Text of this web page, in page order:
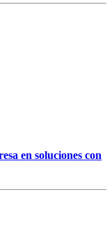
en soluciones con